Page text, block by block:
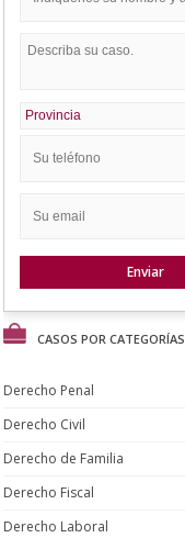
CASOS POR CATEGORÍAS
Derecho Penal
Derecho Civil
Derecho de Familia
Derecho Fiscal
Derecho Laboral